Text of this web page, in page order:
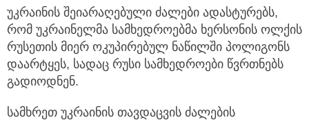
უკრაინის შეიარაღებული ძალები ადასტურებს,
რომ უკრაინელმა სამხედროებმა ხერსონის ოლქის
რუსეთის მიერ ოკუპირებულ ნაწილში პოლიგონს
დაარტყეს, სადაც რუსი სამხედროები წვრთნებს
გადიოდნენ.
სამხრეთ უკრაინის თავდაცვის ძალების